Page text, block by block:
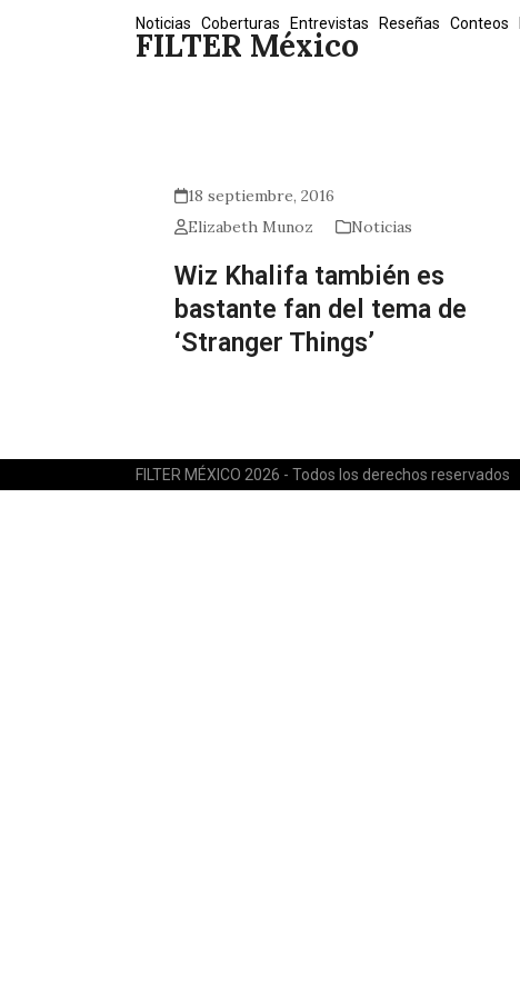
FILTER México
Noticias Coberturas Entrevistas Reseñas Conteos
18 septiembre, 2016
Elizabeth Munoz
Noticias
Wiz Khalifa también es
bastante fan del tema de
‘Stranger Things’
FILTER MÉXICO 2026 - Todos los derechos reservados